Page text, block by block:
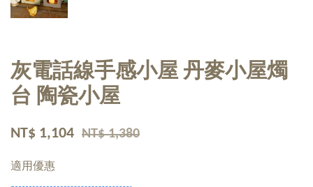
灰電話線手感小屋 丹麥小屋燭
台 陶瓷小屋
NT$ 1,104 NT$ 1,380
適用優惠